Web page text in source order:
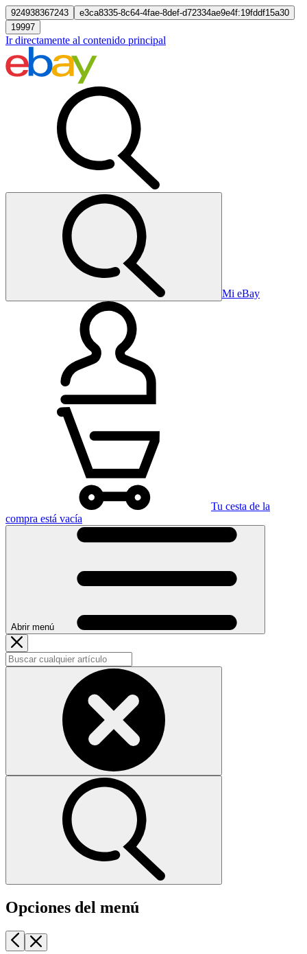
924938367243
e3ca8335-8c64-4fae-8def-d72334ae9e4f:19fddf15a30
19997
Ir directamente al contenido principal
Mi eBay
Tu cesta de la
compra está vacía
Abrir menú
Opciones del menú